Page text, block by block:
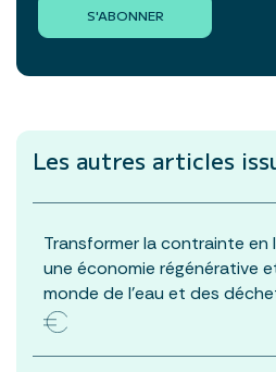
S'ABONNER
Les autres articles
Transformer la contrainte
une économie régénérative
monde de l’eau et des